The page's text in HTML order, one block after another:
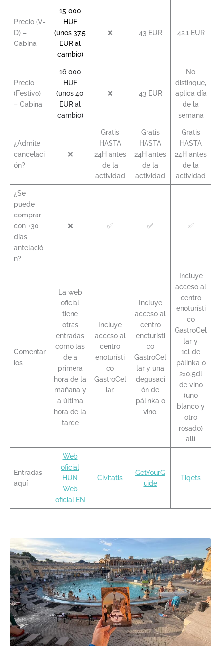
Precio (V-
D) –
Cabina
15 000
HUF
(unos 37,5
EUR al
cambio)
❌ 43 EUR 42,1 EUR
Precio
(Festivo)
– Cabina
16 000
HUF
(unos 40
EUR al
cambio)
❌ 43 EUR
No
distingue,
aplica día
de la
semana
¿Admite
cancelaci
ón?
❌
Gratis
HASTA
24H antes
de la
actividad
Gratis
HASTA
24H antes
de la
actividad
Gratis
HASTA
24H antes
de la
actividad
¿Se
puede
comprar
con +30
días
antelació
n?
❌ ✅ ✅ ✅
Comentar
ios
La web
oficial
tiene
otras
entradas
como las
de a
primera
hora de la
mañana y
a última
hora de la
tarde
Incluye
acceso al
centro
enoturísti
co
GastroCel
lar.
Incluye
acceso al
centro
enoturísti
co
GastroCel
lar y una
degusaci
ón de
pálinka o
vino.
Incluye
acceso al
centro
enoturísti
co
GastroCel
lar y
1cl de
pálinka o
2×0,5dl
de vino
(uno
blanco y
otro
rosado)
allí
Entradas
aquí
Web
oficial
HUN
Web
oficial EN
Civitatis
GetYourG
uide
Tiqets